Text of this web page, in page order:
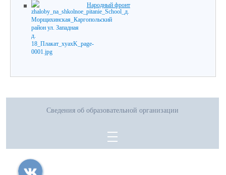
Народный фронт
Сведения об образовательной организации